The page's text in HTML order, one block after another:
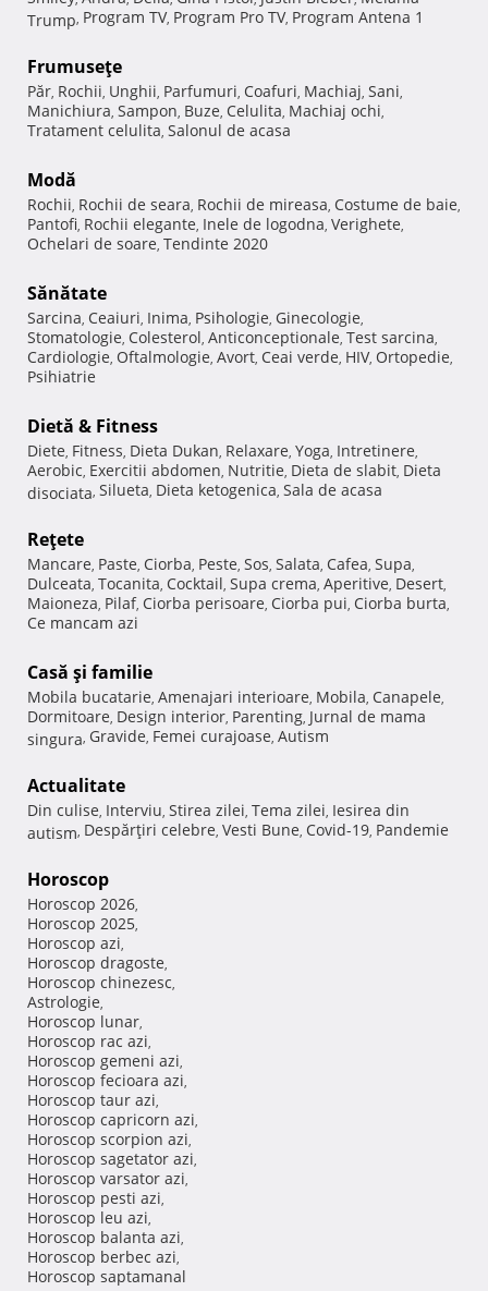
Trump, Program TV, Program Pro TV, Program Antena 1
Frumuseţe
Păr, Rochii, Unghii, Parfumuri, Coafuri, Machiaj, Sani,
Manichiura, Sampon, Buze, Celulita, Machiaj ochi,
Tratament celulita, Salonul de acasa
Modă
Rochii, Rochii de seara, Rochii de mireasa, Costume de baie,
Pantofi, Rochii elegante, Inele de logodna, Verighete,
Ochelari de soare, Tendinte 2020
Sănătate
Sarcina, Ceaiuri, Inima, Psihologie, Ginecologie,
Stomatologie, Colesterol, Anticonceptionale, Test sarcina,
Cardiologie, Oftalmologie, Avort, Ceai verde, HIV, Ortopedie,
Psihiatrie
Dietă & Fitness
Diete, Fitness, Dieta Dukan, Relaxare, Yoga, Intretinere,
Aerobic, Exercitii abdomen, Nutritie, Dieta de slabit, Dieta
disociata, Silueta, Dieta ketogenica, Sala de acasa
Reţete
Mancare, Paste, Ciorba, Peste, Sos, Salata, Cafea, Supa,
Dulceata, Tocanita, Cocktail, Supa crema, Aperitive, Desert,
Maioneza, Pilaf, Ciorba perisoare, Ciorba pui, Ciorba burta,
Ce mancam azi
Casă şi familie
Mobila bucatarie, Amenajari interioare, Mobila, Canapele,
Dormitoare, Design interior, Parenting, Jurnal de mama
singura, Gravide, Femei curajoase, Autism
Actualitate
Din culise, Interviu, Stirea zilei, Tema zilei, Iesirea din
autism, Despărţiri celebre, Vesti Bune, Covid-19, Pandemie
Horoscop
Horoscop 2026,
Horoscop 2025,
Horoscop azi,
Horoscop dragoste,
Horoscop chinezesc,
Astrologie,
Horoscop lunar,
Horoscop rac azi,
Horoscop gemeni azi,
Horoscop fecioara azi,
Horoscop taur azi,
Horoscop capricorn azi,
Horoscop scorpion azi,
Horoscop sagetator azi,
Horoscop varsator azi,
Horoscop pesti azi,
Horoscop leu azi,
Horoscop balanta azi,
Horoscop berbec azi,
Horoscop saptamanal